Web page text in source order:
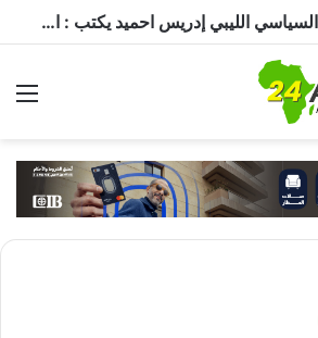
الكاتب والمحلل السياسي الليبي إدريس احميد يكتب : الكاميرون في ظل غياب بول بيا… قراءة في المشهد وأسباب الغياب ومآلات الأوضاع